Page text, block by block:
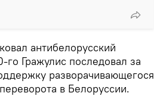
антибелорусский
го Гражулис последовал за
разворачивающегося
в Белоруссии.